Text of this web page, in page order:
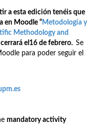
a esta edición tenéis que
en Moodle “Metodología y
Methodology and
cerrará el16 de febrero. Se
para poder seguir el
mandatory activity